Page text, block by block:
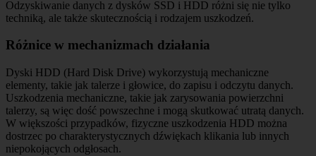
Odzyskiwanie danych z dysków SSD i HDD różni się nie tylko
techniką, ale także skutecznością i rodzajem uszkodzeń.
Różnice w mechanizmach działania
Dyski HDD (Hard Disk Drive) wykorzystują mechaniczne
elementy, takie jak talerze i głowice, do zapisu i odczytu danych.
Uszkodzenia mechaniczne, takie jak zarysowania powierzchni
talerzy, są więc dość powszechne i mogą skutkować utratą danych.
W większości przypadków, fizyczne uszkodzenia HDD można
dostrzec po charakterystycznych dźwiękach klikania lub innych
niepokojących odgłosach.